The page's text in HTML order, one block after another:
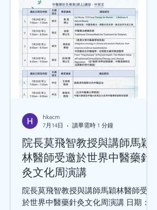
院長莫飛智教授與講師馬穎
林醫師受邀於世界中醫藥針
灸文化周演講
院長莫飛智教授與講師馬穎林醫師受邀
於世界中醫藥針灸文化周演講 日期：
hkacm
7月14日
讀畢需時 1 分鐘